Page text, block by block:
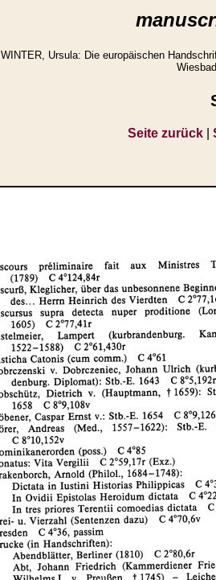
WINTER, Ursula: Die europäischen
Seite zurück|